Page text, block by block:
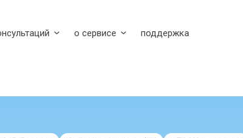
о сервисе поддержка